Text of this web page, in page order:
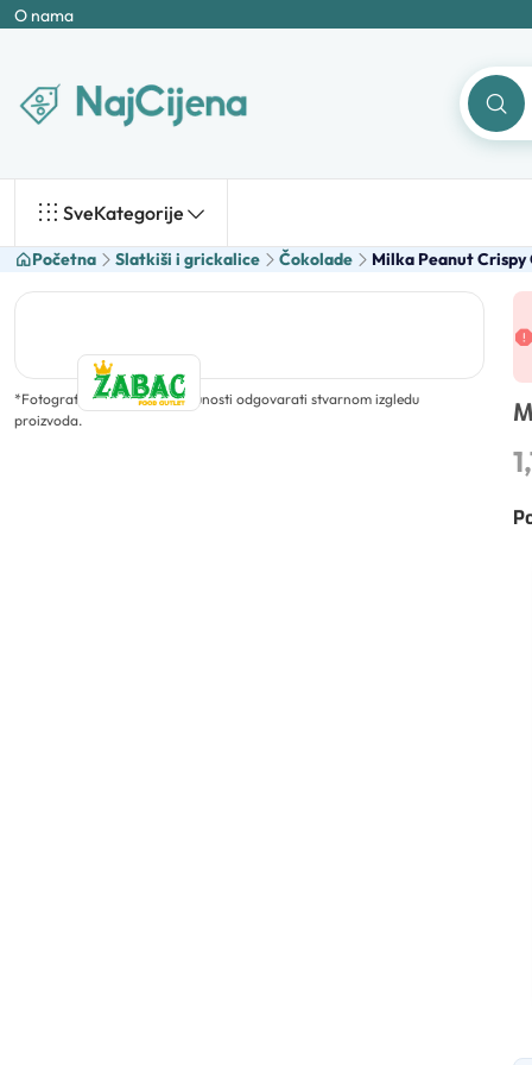
O nama
SveKategorije
Početna Slatkiši i grickalice Čokolade Milka Peanut Crispy
*Fotografija ne mora u potpunosti odgovarati stvarnom izgledu
proizvoda.